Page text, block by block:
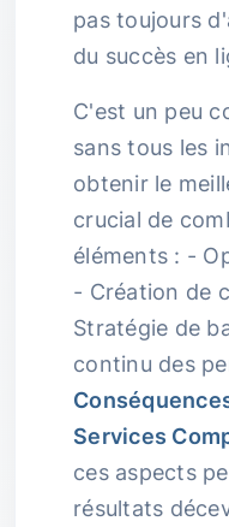
pas toujours
du succès en
C'est un peu
sans tous les
obtenir le
crucial de
éléments : -
- Création de
Stratégie de
continu des
Services
ces aspects
résultats